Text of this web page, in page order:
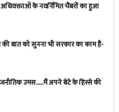
के नवर्निमित चैंबरों का हुआ
की बात को सुनना भी सरकार का काम है-
उमस…..मैं अपने बेटे के हिस्से की